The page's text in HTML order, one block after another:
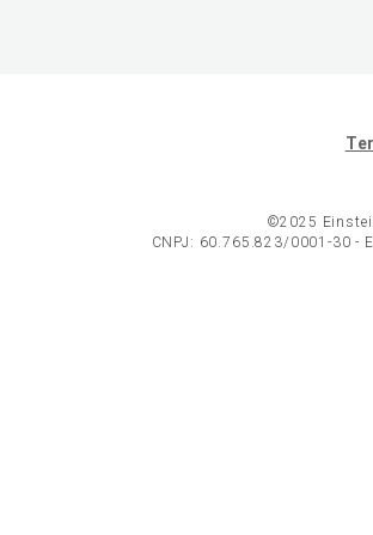
©2025
CNPJ: 60.765.823/0001-30 -